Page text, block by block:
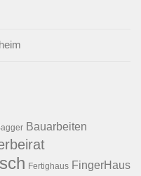
Bauarbeiten
Fertighaus FingerHaus